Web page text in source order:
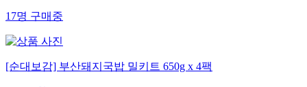
17명구매중
[순대보감] 부산돼지국밥 밀키트 650g x 4팩